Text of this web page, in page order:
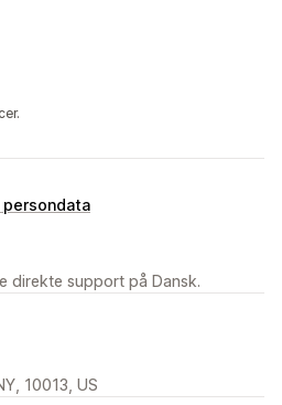
direkte support på Dansk.
10013, US